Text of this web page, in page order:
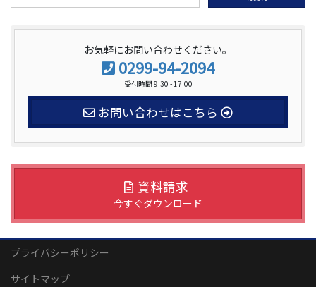
索:
お気軽にお問い合わせください。
0299-94-2094
受付時間 9:30 - 17:00
お問い合わせはこちら
資料請求
今すぐダウンロード
プライバシーポリシー
サイトマップ